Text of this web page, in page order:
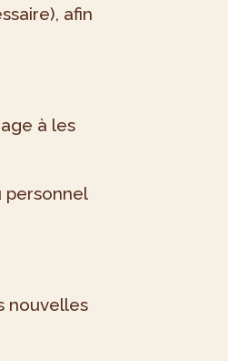
afin
à les
personnel
nouvelles